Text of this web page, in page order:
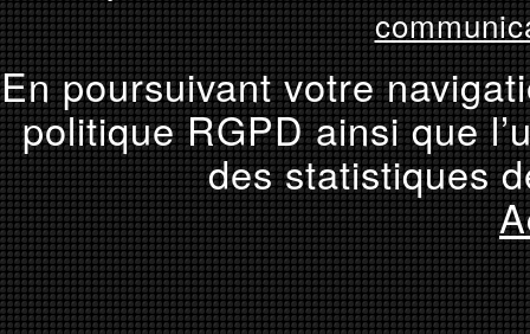
En poursuivant votre
politique RGPD ainsi que
des statistiques